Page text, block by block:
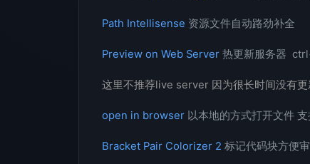
Path Intellisense 资源文件自动路劲补全
Preview on Web Server 热更新服务器
这里不推荐live server 因为很长时间没有
open in browser 以本地的方式打开文件
Bracket Pair Colorizer 2 标记代码块方便